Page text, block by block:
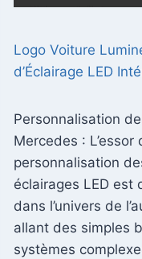
Logo Voiture
d’Éclairage LED
Personnalisation
Mercedes :
personnalisation
éclairages LED est
dans l’univers de
allant des simples
systèmes